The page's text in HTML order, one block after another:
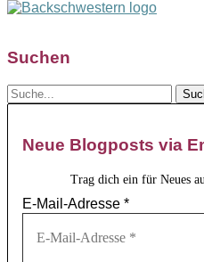
Suchen
Neue Blogposts via
Trag dich ein für Neues
E-Mail-Adresse *